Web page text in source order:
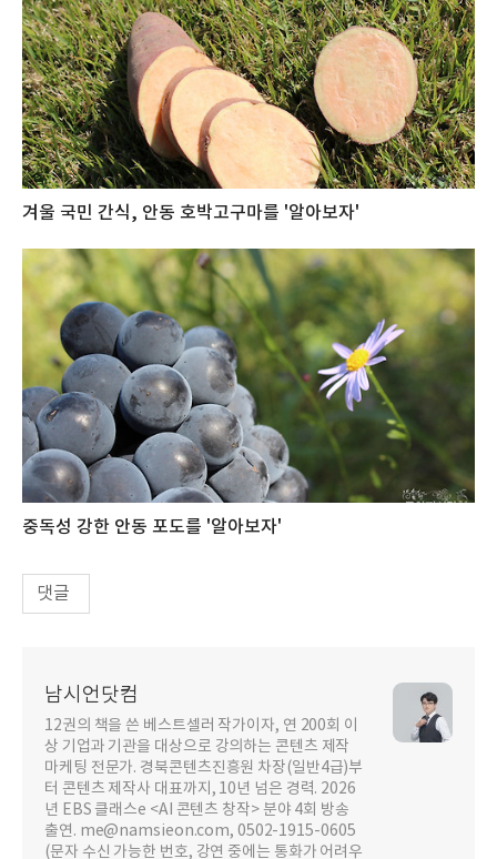
겨울 국민 간식, 안동 호박고구마를 '알아보자'
중독성 강한 안동 포도를 '알아보자'
댓글
남시언닷컴
12권의 책을 쓴 베스트셀러 작가이자, 연 200회 이
상 기업과 기관을 대상으로 강의하는 콘텐츠 제작
마케팅 전문가. 경북콘텐츠진흥원 차장(일반4급)부
터 콘텐츠 제작사 대표까지, 10년 넘은 경력. 2026
년 EBS 클래스e <AI 콘텐츠 창작> 분야 4회 방송
출연. me@namsieon.com, 0502-1915-0605
(문자 수신 가능한 번호, 강연 중에는 통화가 어려우